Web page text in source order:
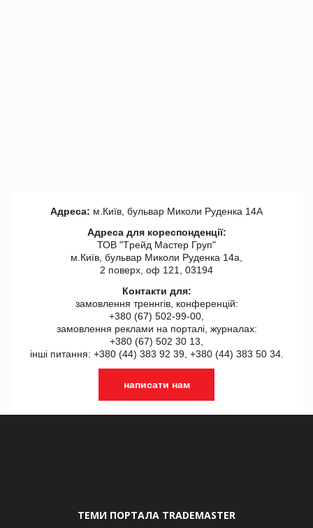
Адреса: м.Київ, бульвар Миколи Руденка 14А
Адреса для кореспонденції:
ТОВ "Tрейд Мастер Груп"
м.Київ, бульвар Миколи Руденка 14а,
2 поверх, оф 121, 03194
Контакти для:
замовлення треннгів, конференцій:
+380 (67) 502-99-00,
замовлення реклами на порталі, журналах:
+380 (67) 502 30 13,
інші питання: +380 (44) 383 92 39, +380 (44) 383 50 34.
написати нам
ТЕМИ ПОРТАЛА TRADEMASTER